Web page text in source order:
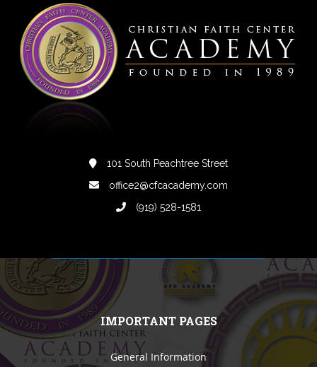
101 South Peachtree Street
office2@cfcacademy.com
(919) 528-1581
IMPORTANT PAGES
General Information